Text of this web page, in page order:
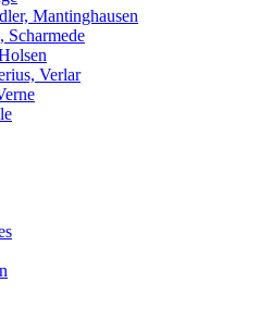
Mantinghausen
Scharmede
Verlar